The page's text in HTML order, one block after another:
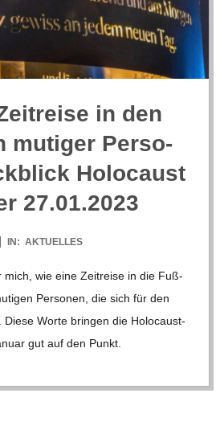
in den
muti­ger Per­so­
Holo­caust
27.01.2023
IN: AKTUELLES
mich, wie eine Zeit­reise in die Fuß­
Per­so­nen, die sich für den
Worte brin­gen die Holo­­caust-
gut auf den Punkt.